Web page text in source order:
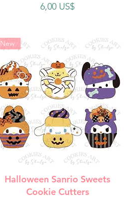
Precio
6,00 US$
Vista rápida
New
Halloween Sanrio Sweets
Cookie Cutters